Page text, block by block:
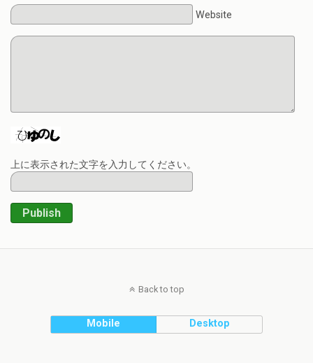
Website
上に表示された文字を入力してください。
Publish
Back to top
Mobile Desktop